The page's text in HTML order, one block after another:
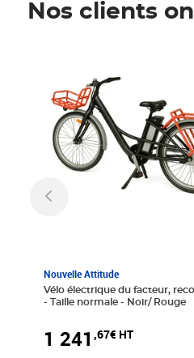
Nos clients
Nouvelle Attitude
Vélo électrique du facteur,
- Taille normale - Noir/ Rouge
1 241 ,67€ HT